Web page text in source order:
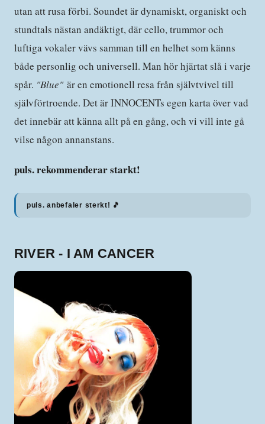
utan att rusa förbi. Soundet är dynamiskt, organiskt och
stundtals nästan andäktigt, där cello, trummor och
luftiga vokaler vävs samman till en helhet som känns
både personlig och universell. Man hör hjärtat slå i varje
spår. "Blue" är en emotionell resa från självtvivel till
självförtroende. Det är INNOCENTs egen karta över vad
det innebär att känna allt på en gång, och vi vill inte gå
vilse någon annanstans.
puls. rekommenderar starkt!
puls. anbefaler sterkt! 🎵
RIVER - I AM CANCER